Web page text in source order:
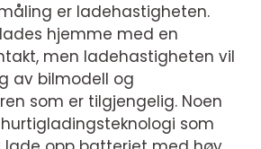
er ladehastigheten.
hjemme med en
men ladehastigheten vil
av bilmodell og
som er tilgjengelig. Noen
som